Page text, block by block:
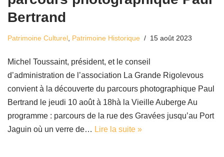
Bertrand
Patrimoine Culturel Patrimoine Historique 15 août 2023
Michel Toussaint, président, et le conseil
d’administration de l’association La Grande Rigolevous
convient à la découverte du parcours photographique Paul
Bertrand le jeudi 10 août à 18hà la Vieille Auberge Au
programme : parcours de la rue des Gravées jusqu’au Port
Jaguin où un verre de… Lire la suite »